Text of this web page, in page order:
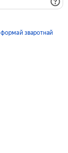
формай зваротнай